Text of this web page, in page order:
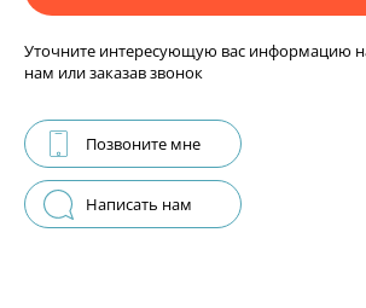
Уточните интересующую вас информацию
нам или заказав звонок
Позвоните мне
Написать нам